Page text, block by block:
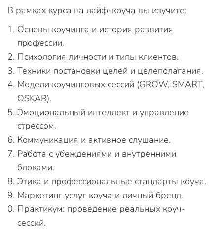
В рамках курса на лайф-коуча вы изучите:
Основы коучинга и история развития
профессии.
Психология личности и типы клиентов.
Техники постановки целей и целеполагания.
Модели коучинговых сессий (GROW, SMART,
OSKAR).
Эмоциональный интеллект и управление
стрессом.
Коммуникация и активное слушание.
Работа с убеждениями и внутренними
блоками.
Этика и профессиональные стандарты коуча.
Маркетинг услуг коуча и личный бренд.
Практикум: проведение реальных коуч-
сессий.